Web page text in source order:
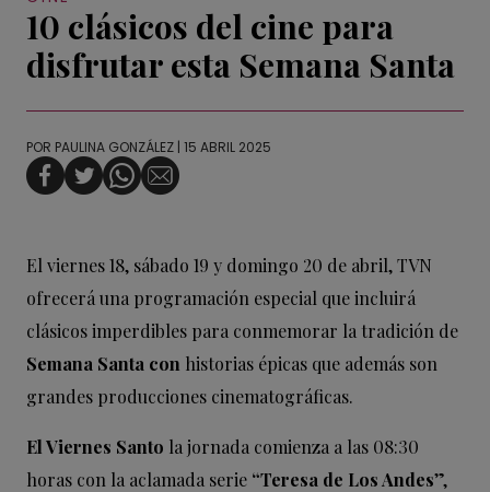
10 clásicos del cine para
disfrutar esta Semana Santa
POR PAULINA GONZÁLEZ | 15 ABRIL 2025
El viernes 18, sábado 19 y domingo 20 de abril, TVN
ofrecerá una programación especial que incluirá
clásicos imperdibles para conmemorar la tradición de
Semana Santa con historias épicas que además son
grandes producciones cinematográficas.
El Viernes Santo la jornada comienza a las 08:30
horas con la aclamada serie “Teresa de Los Andes”,